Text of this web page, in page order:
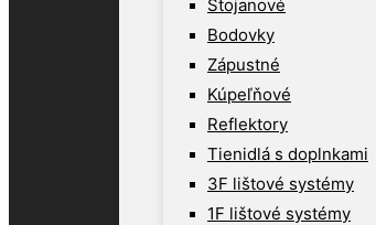
Stojanové
Bodovky
Zápustné
Kúpeľňové
Reflektory
Tienidlá s doplnkami
3F lištové systémy
1F lištové systémy